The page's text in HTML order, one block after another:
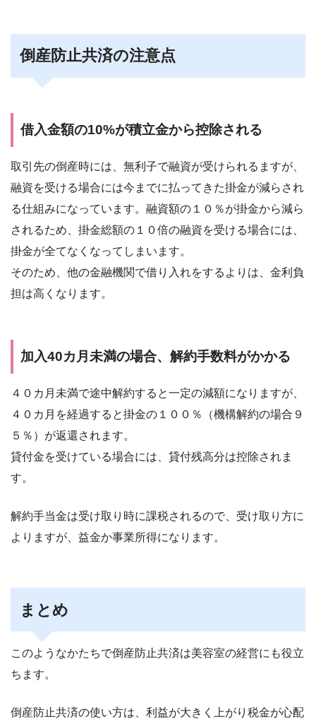
倒産防止共済の注意点
借入金額の10%が積立金から控除される
取引先の倒産時には、無利子で融資が受けられるますが、
融資を受ける場合には今までに払ってきた掛金が減らされ
る仕組みになっています。融資額の１０％が掛金から減ら
されるため、掛金総額の１０倍の融資を受ける場合には、
掛金が全てなくなってしまいます。
そのため、他の金融機関で借り入れをするよりは、金利負
担は高くなります。
加入40カ月未満の場合、解約手数料がかかる
４０カ月未満で途中解約すると一定の減額になりますが、
４０カ月を経過すると掛金の１００％（機構解約の場合９
５％）が返還されます。
貸付金を受けている場合には、貸付残高分は控除されま
す。
解約手当金は受け取り時に課税されるので、受け取り方に
よりますが、益金か事業所得になります。
まとめ
このようなかたちで倒産防止共済は美容室の経営にも役立
ちます。
倒産防止共済の使い方は、利益が大きく上がり税金が心配